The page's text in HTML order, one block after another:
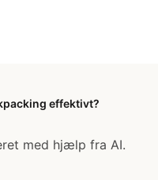
effektivt?
med hjælp fra AI.